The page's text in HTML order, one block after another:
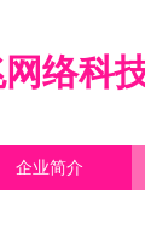
络科
企业简介